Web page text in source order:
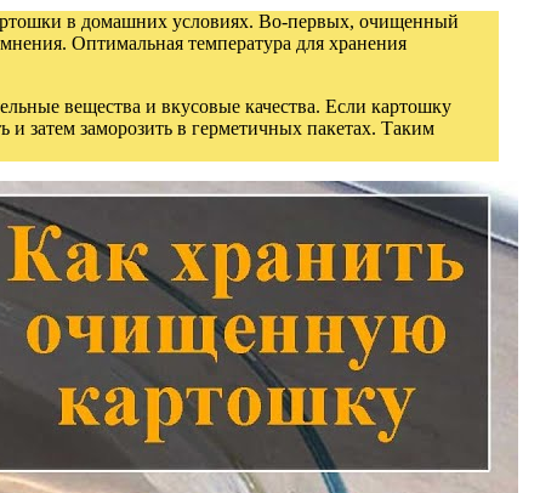
в домашних условиях. Во-первых, очищенный
Оптимальная температура для хранения
вещества и вкусовые качества. Если картошку
затем заморозить в герметичных пакетах. Таким